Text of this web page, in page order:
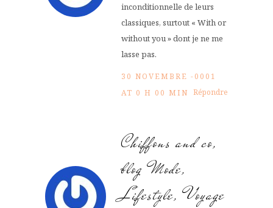
inconditionnelle de leurs
classiques, surtout « With or
without you » dont je ne me
lasse pas.
30 NOVEMBRE -0001
AT 0 H 00 MIN Répondre
Chiffons and co,
blog Mode,
Lifestyle, Voyage